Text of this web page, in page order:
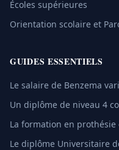
Écoles supérieures
Orientation scolaire et
GUIDES ESSENTIELS
Le salaire de Benzema
Un diplôme de niveau 4
La formation en
Le diplôme Universitaire